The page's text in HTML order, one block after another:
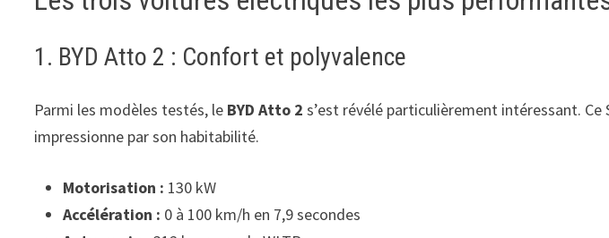
1. BYD Atto 2 : Confort et polyvalence
Parmi les modèles testés, le BYD Atto 2 s’est révélé particulièrement intéressant.
impressionne par son habitabilité.
Motorisation : 130 kW
Accélération : 0 à 100 km/h en 7,9 secondes